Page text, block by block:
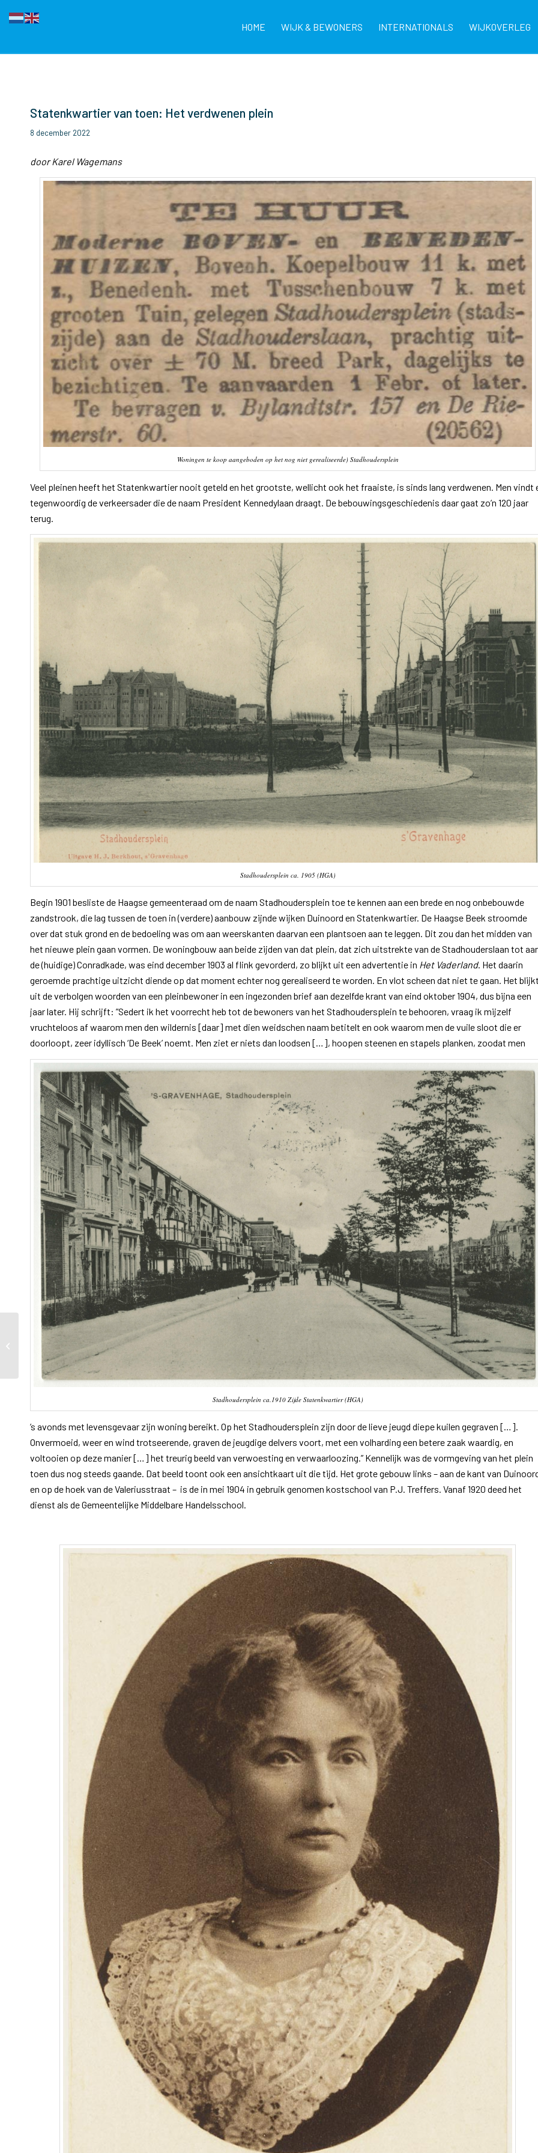
HOME WIJK & BEWONERS INTERNATIONALS WIJKOVERLEG
Statenkwartier van toen: Het verdwenen plein
8 december 2022
door Karel Wagemans
Woningen te koop aangeboden op het nog niet gerealiseerde) Stadhoudersplein
Veel pleinen heeft het Statenkwartier nooit geteld en het grootste, wellicht ook het fraaiste, is sinds lang verdwenen. Men vindt
tegenwoordig de verkeersader die de naam President Kennedylaan draagt. De bebouwingsgeschiedenis daar gaat zo’n 120 jaar
terug.
Stadhoudersplein ca. 1905 (HGA)
Begin 1901 besliste de Haagse gemeenteraad om de naam Stadhoudersplein toe te kennen aan een brede en nog onbebouwde
zandstrook, die lag tussen de toen in (verdere) aanbouw zijnde wijken Duinoord en Statenkwartier. De Haagse Beek stroomde
over dat stuk grond en de bedoeling was om aan weerskanten daarvan een plantsoen aan te leggen. Dit zou dan het midden van
het nieuwe plein gaan vormen. De woningbouw aan beide zijden van dat plein, dat zich uitstrekte van de Stadhouderslaan tot
de (huidige) Conradkade, was eind december 1903 al flink gevorderd, zo blijkt uit een advertentie in Het Vaderland. Het daarin
geroemde prachtige uitzicht diende op dat moment echter nog gerealiseerd te worden. En vlot scheen dat niet te gaan. Het
uit de verbolgen woorden van een pleinbewoner in een ingezonden brief aan dezelfde krant van eind oktober 1904, dus bijna een
jaar later. Hij schrijft: ”Sedert ik het voorrecht heb tot de bewoners van het Stadhoudersplein te behooren, vraag ik mijzelf
vruchteloos af waarom men den wildernis [daar] met dien weidschen naam betitelt en ook waarom men de vuile sloot die er
doorloopt, zeer idyllisch ‘De Beek’ noemt. Men ziet er niets dan loodsen […], hoopen steenen en stapels planken, zoodat men
Stadhoudersplein ca.1910 Zijde Statenkwartier (HGA)
’s avonds met levensgevaar zijn woning bereikt. Op het Stadhoudersplein zijn door de lieve jeugd diepe kuilen gegraven […].
Onvermoeid, weer en wind trotseerende, graven de jeugdige delvers voort, met een volharding een betere zaak waardig, en
voltooien op deze manier […] het treurig beeld van verwoesting en verwaarloozing.” Kennelijk was de vormgeving van het plein
toen dus nog steeds gaande. Dat beeld toont ook een ansichtkaart uit die tijd. Het grote gebouw links – aan de kant van
en op de hoek van de Valeriusstraat – is de in mei 1904 in gebruik genomen kostschool van P.J. Treffers. Vanaf 1920 deed het
dienst als de Gemeentelijke Middelbare Handelsschool.
Update groene zone